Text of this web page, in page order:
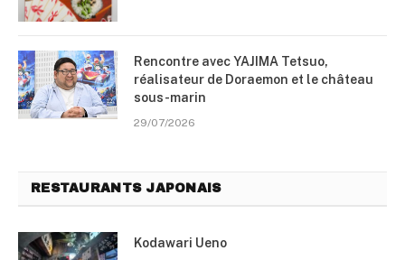
Rencontre avec YAJIMA Tetsuo,
réalisateur de Doraemon et le château
sous-marin
29/07/2026
RESTAURANTS JAPONAIS
Kodawari Ueno